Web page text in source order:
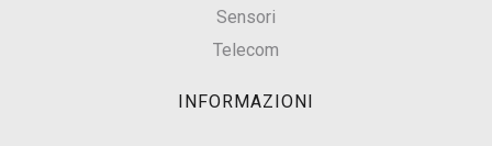
Sensori
Telecom
INFORMAZIONI